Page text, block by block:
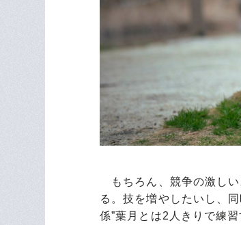
もちろん、競争の激しい
る。技を増やしたいし、
係”葉月とは2人きりで練習